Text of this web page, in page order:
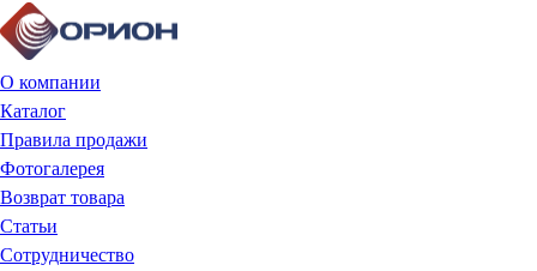
О компании
Каталог
Правила продажи
Фотогалерея
Возврат товара
Статьи
Сотрудничество